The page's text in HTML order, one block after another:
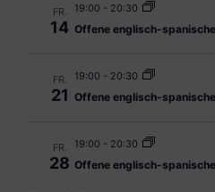
FR.
14
19:00 - 20:30
Offene englisch-
FR.
21
19:00 - 20:30
Offene englisch-
FR.
28
19:00 - 20:30
Offene englisch-